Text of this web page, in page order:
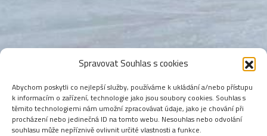
Spravovat Souhlas s cookies
Abychom poskytli co nejlepší služby, používáme k ukládání a/nebo přístupu
k informacím o zařízení, technologie jako jsou soubory cookies. Souhlas s
těmito technologiemi nám umožní zpracovávat údaje, jako je chování při
procházení nebo jedinečná ID na tomto webu. Nesouhlas nebo odvolání
souhlasu může nepříznivě ovlivnit určité vlastnosti a funkce.